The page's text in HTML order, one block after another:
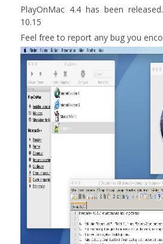
PlayOnMac 4.4 has been
10.15
Feel free to report any bug you